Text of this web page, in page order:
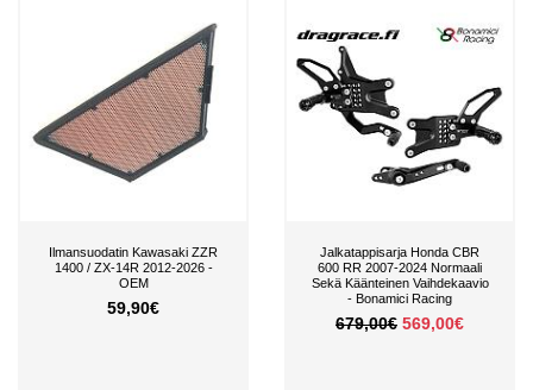
Ilmansuodatin Kawasaki ZZR
1400 / ZX-14R 2012-2026 -
OEM
59,90€
Jalkatappisarja Honda CBR
600 RR 2007-2024 Normaali
Sekä Käänteinen Vaihdekaavio
- Bonamici Racing
679,00€ 569,00€